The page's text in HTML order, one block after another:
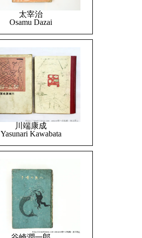
太宰治
Osamu Dazai
川端康成
Yasunari Kawabata